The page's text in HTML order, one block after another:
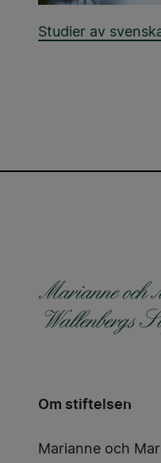
Studier av
Om stiftelsen
Marianne och